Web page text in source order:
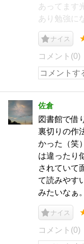
あってます
あり勉強に
ナイス
コメント(0)
佐倉
図書館で借
裏切りの作
かった（笑
は違ったり
されていて
て読みやす
みたいなぁ。
ナイス
コメント(0)